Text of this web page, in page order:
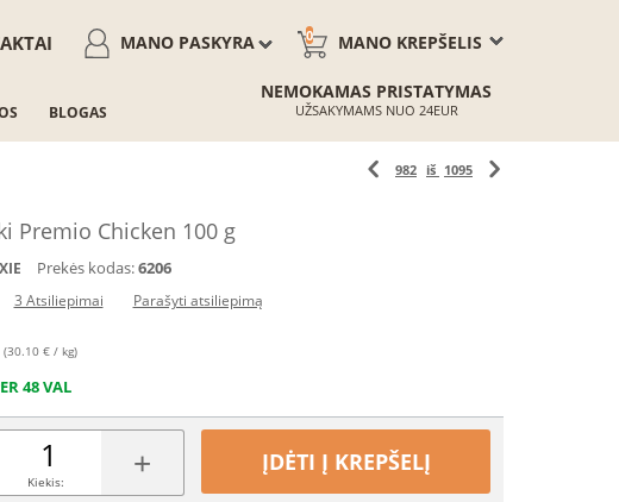
MANO KREPŠELIS
0
MANO PASKYRA
BLOGAS
NEMOKAMAS PRISTATYMAS
UŽSAKYMAMS NUO 24EUR
982 iš 1095
Premio Chicken 100 g
Prekės kodas:6206
3 Atsiliepimai Parašyti atsiliepimą
(30.10 € / kg)
48 VAL
+
Kiekis:
ĮDĖTI Į KREPŠELĮ